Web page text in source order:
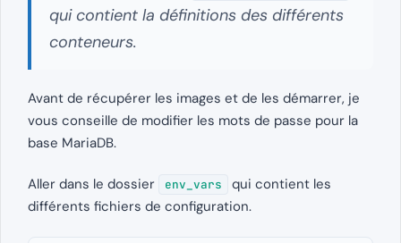
qui contient la définitions des différents
conteneurs.
Avant de récupérer les images et de les démarrer, je
vous conseille de modifier les mots de passe pour la
base MariaDB.
Aller dans le dossier env_vars
qui contient les
différents fichiers de configuration.